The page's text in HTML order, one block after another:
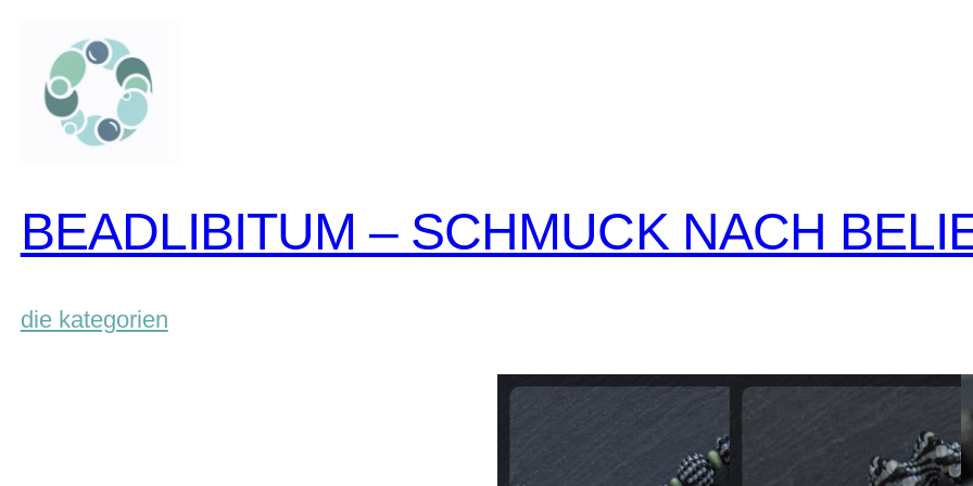
inhalt
springen
BEADLIBITUM – SCHMUCK NACH
die kategorien